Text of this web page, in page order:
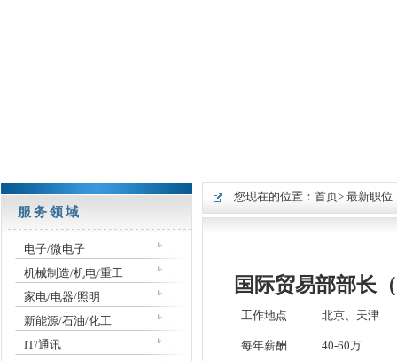
服务领域
电子/微电子
机械制造/机电/重工
家电/电器/照明
新能源/石油/化工
IT/通讯
您现在的位置： 首页> 最新职位
国际贸易部部长
工作地点 北京、天津
每年薪酬 40-60万